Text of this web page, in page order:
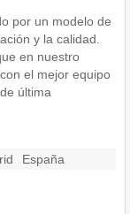
por un modelo de
y la calidad.
en nuestro
el mejor equipo
última
España